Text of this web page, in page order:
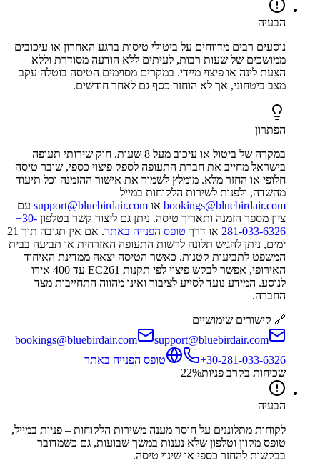
הבעיה
נוסעים רבים מדווחים על ביטולי טיסות ברגע האחרון או עיכובים
ממושכים של שעות רבות, לעיתים ללא הודעה מסודרת וללא
הצעת לינה או פיצוי מיידי. במקרים מסוימים הטיסה בוטלה עקב
מצב ביטחוני, אך לא הוחזר כסף גם לאחר חודשים.
הפתרון
במקרה של ביטול או עיכוב מעל 8 שעות, חוק שירותי תעופה
בישראל מחייב את חברת התעופה לספק פיצוי כספי, שובר טיסה
חלופי או החזר מלא. מומלץ לשמור את אישור ההזמנה וכל תיעוד
מהשדה, ולפנות לשירות הלקוחות במייל
bookings@bluebirdair.com או support@bluebirdair.com עם
ציון מספר הזמנה ותאריך טיסה. ניתן גם ליצור קשר בטלפון ‎+30-
281-033-6326 או דרך טופס הפנייה באתר
. אם אין תגובה תוך 21
ימים, ניתן להגיש תלונה לרשות התעופה האזרחית או תביעה בבית
המשפט לתביעות קטנות. כאשר הטיסה יצאה ממדינת האיחוד
האירופי, אפשר לבקש פיצוי לפי תקנות EC261 עד 400 אירו
לנוסע. המידע נועד לסייע לציבור ואינו מהווה התחייבות מצד
החברה.
🔗 קישורים שימושיים
bookings@bluebirdair.com
support@bluebirdair.com
‎+30-281-033-6326
טופס הפנייה באתר
שכיחות בקרב פניות
22%
הבעיה
לקוחות מתלוננים על חוסר מענה משירות הלקוחות – פניות במייל,
טופס מקוון וטלפון שלא נענות במשך שבועות, גם כשמדובר
בבקשות להחזר כספי או שינוי טיסה.